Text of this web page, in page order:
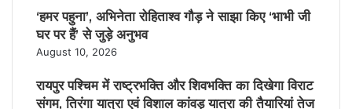
‘हमर पहुना’, अभिनेता रोहिताश्व गौड़ ने साझा किए ‘भाभी जी
घर पर हैं’ से जुड़े अनुभव
August 10, 2026
रायपुर पश्चिम में राष्ट्रभक्ति और शिवभक्ति का दिखेगा विराट
संगम, तिरंगा यात्रा एवं विशाल कांवड़ यात्रा की तैयारियां तेज